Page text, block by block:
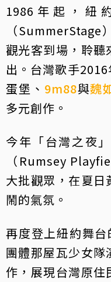
1986年起，紐
（
觀光客到場，聆聽
出。台灣歌手
蛋堡、 9m88與魏
多元創作。
今年「台灣之夜
（Rumsey
大批觀眾，在夏
鬧的氣氛。
再度登上紐約舞
團體那屋瓦少女
作，展現台灣原住